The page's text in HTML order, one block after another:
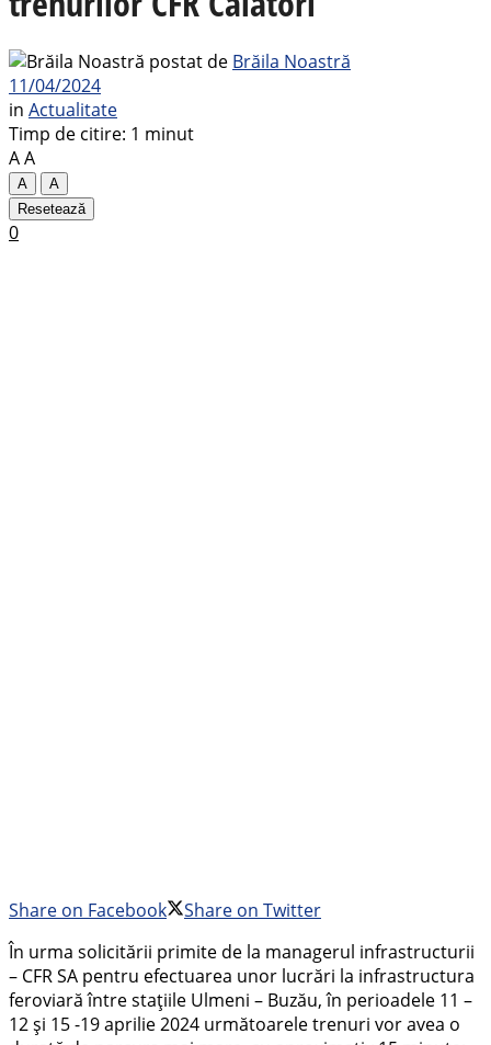
postat de Brăila Noastră
11/04/2024
in Actualitate
Timp de citire: 1 minut
AA
A
A
Resetează
0
Share on Facebook
Share on Twitter
În urma solicitării primite de la managerul infrastructurii
– CFR SA pentru efectuarea unor lucrări la infrastructura
feroviară între stațiile Ulmeni – Buzău, în perioadele 11 –
12 și 15 -19 aprilie 2024 următoarele trenuri vor avea o